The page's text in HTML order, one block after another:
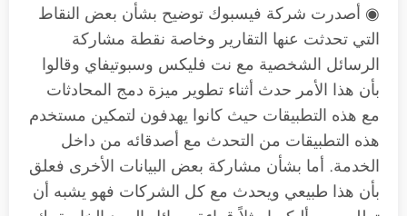
◉ أصدرت شركة فيسبوك توضيح بشأن بعض النقاط
التي تحدثت عنها التقارير وخاصة نقطة مشاركة
الرسائل الشخصية مع نت فليكس وسبوتيفاي وقالوا
بأن هذا الأمر حدث أثناء تطوير ميزة دمج المحادثات
مع هذه التطبيقات حيث كانوا يهدفون لتمكين مستخدم
هذه التطبيقات من التحدث مع أصدقائه من داخل
الخدمة. أما بشأن مشاركة بعض البيانات الأخرى فعلق
بأن هذا طبيعي ويحدث مع كل الشركات فهو يشبه أن